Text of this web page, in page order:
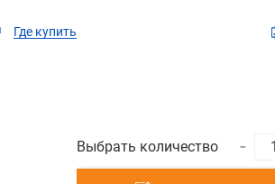
Где купить
Выбрать количество -